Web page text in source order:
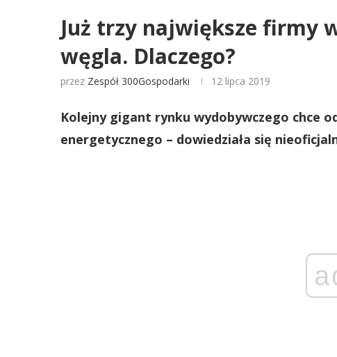
Już trzy największe firmy
węgla. Dlaczego?
przez Zespół 300Gospodarki 12 lipca 2019
Kolejny gigant rynku wydobywczego chce
energetycznego – dowiedziała się